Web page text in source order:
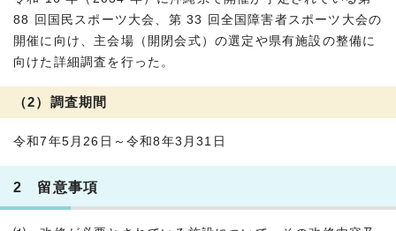
88 回国民スポーツ大会、第 33 回全国障害者スポーツ大会の
開催に向け、主会場（開閉会式）の選定や県有施設の整備に
向けた詳細調査を行った。
（2）調査期間
令和7年5月26日～令和8年3月31日
2 留意事項